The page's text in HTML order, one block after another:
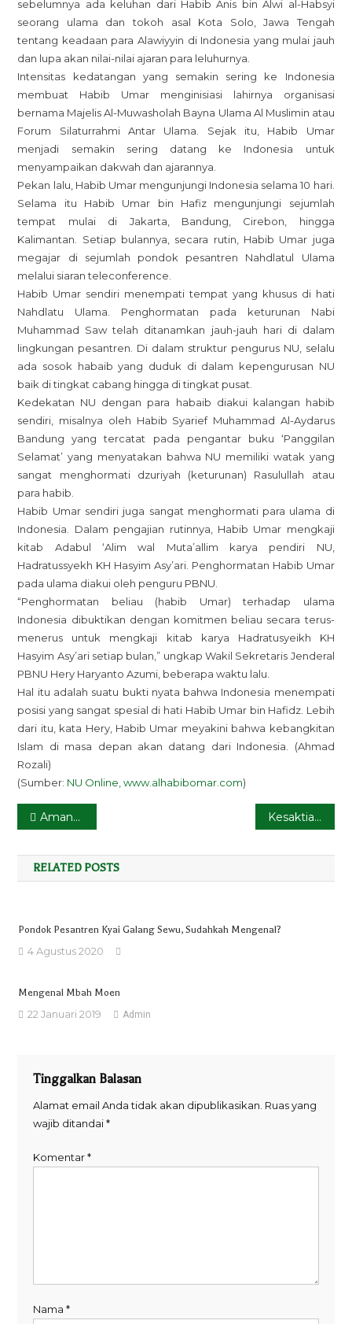
sebelumnya ada keluhan dari Habib Anis bin Alwi al-Habsyi
seorang ulama dan tokoh asal Kota Solo, Jawa Tengah
tentang keadaan para Alawiyyin di Indonesia yang mulai jauh
dan lupa akan nilai-nilai ajaran para leluhurnya.
Intensitas kedatangan yang semakin sering ke Indonesia
membuat Habib Umar menginisiasi lahirnya organisasi
bernama Majelis Al-Muwasholah Bayna Ulama Al Muslimin atau
Forum Silaturrahmi Antar Ulama. Sejak itu, Habib Umar
menjadi semakin sering datang ke Indonesia untuk
menyampaikan dakwah dan ajarannya.
Pekan lalu, Habib Umar mengunjungi Indonesia selama 10 hari.
Selama itu Habib Umar bin Hafiz mengunjungi sejumlah
tempat mulai di Jakarta, Bandung, Cirebon, hingga
Kalimantan. Setiap bulannya, secara rutin, Habib Umar juga
megajar di sejumlah pondok pesantren Nahdlatul Ulama
melalui siaran teleconference.
Habib Umar sendiri menempati tempat yang khusus di hati
Nahdlatu Ulama. Penghormatan pada keturunan Nabi
Muhammad Saw telah ditanamkan jauh-jauh hari di dalam
lingkungan pesantren. Di dalam struktur pengurus NU, selalu
ada sosok habaib yang duduk di dalam kepengurusan NU
baik di tingkat cabang hingga di tingkat pusat.
Kedekatan NU dengan para habaib diakui kalangan habib
sendiri, misalnya oleh Habib Syarief Muhammad Al-Aydarus
Bandung yang tercatat pada pengantar buku ‘Panggilan
Selamat’ yang menyatakan bahwa NU memiliki watak yang
sangat menghormati dzuriyah (keturunan) Rasulullah atau
para habib.
Habib Umar sendiri juga sangat menghormati para ulama di
Indonesia. Dalam pengajian rutinnya, Habib Umar mengkaji
kitab Adabul ‘Alim wal Muta’allim karya pendiri NU,
Hadratussyekh KH Hasyim Asy’ari. Penghormatan Habib Umar
pada ulama diakui oleh penguru PBNU.
“Penghormatan beliau (habib Umar) terhadap ulama
Indonesia dibuktikan dengan komitmen beliau secara terus-
menerus untuk mengkaji kitab karya Hadratusyeikh KH
Hasyim Asy’ari setiap bulan,” ungkap Wakil Sekretaris Jenderal
PBNU Hery Haryanto Azumi, beberapa waktu lalu.
Hal itu adalah suatu bukti nyata bahwa Indonesia menempati
posisi yang sangat spesial di hati Habib Umar bin Hafidz. Lebih
dari itu, kata Hery, Habib Umar meyakini bahwa kebangkitan
Islam di masa depan akan datang dari Indonesia. (Ahmad
Rozali)
(Sumber: NU Online, www.alhabibomar.com)
Navigasi
pos
Amanat Ketum PBNU Menyambut Hari Santri 2018 Kesaktiannya Membelokkan Arah Uang ala Gus Dur
RELATED POSTS
Pondok Pesantren Kyai Galang Sewu, Sudahkah Mengenal?
4 Agustus 2020
Mengenal Mbah Moen
22 Januari 2019 Admin
Tinggalkan Balasan
Alamat email Anda tidak akan dipublikasikan. Ruas yang
wajib ditandai*
Komentar*
Nama*